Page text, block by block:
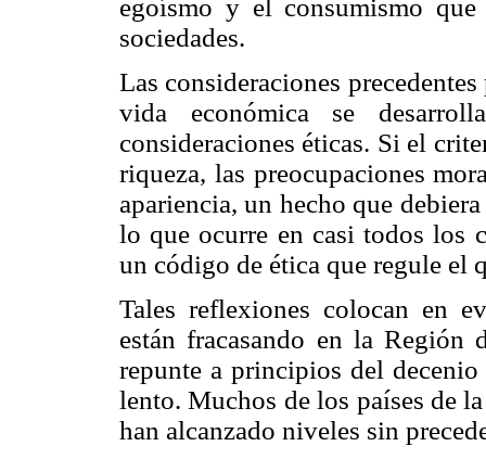
egoísmo y el consumismo
sociedades.
Las consideraciones
vida económica se
consideraciones éticas. Si el
riqueza, las preocupaciones
apariencia, un hecho que
lo que ocurre en casi todos los
un código de ética que regule el
Tales reflexiones colocan en
están fracasando en la Región
repunte a principios del
lento. Muchos de los países de
han alcanzado niveles sin